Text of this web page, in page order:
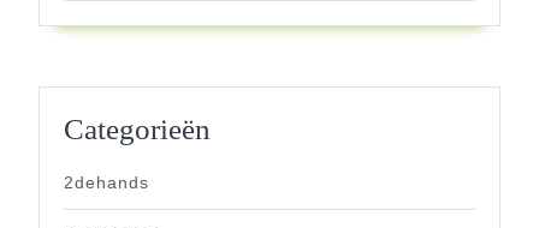
Categorieën
2dehands